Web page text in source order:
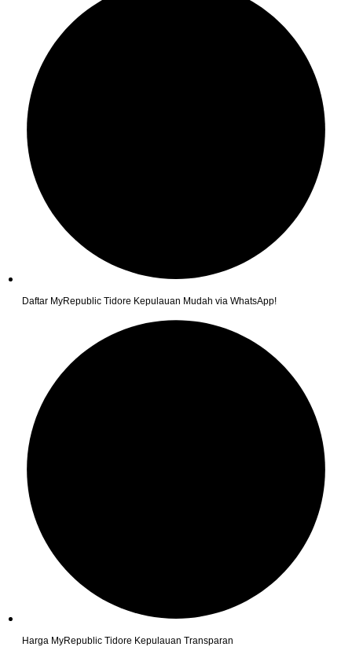
Daftar MyRepublic Tidore Kepulauan Mudah via WhatsApp!
Harga MyRepublic Tidore Kepulauan Transparan